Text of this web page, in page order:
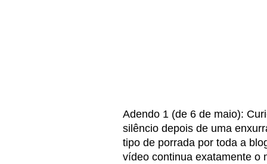
Adendo 1 (de 6 de maio):
silêncio depois de uma
tipo de porrada por toda a
vídeo continua exatamente o